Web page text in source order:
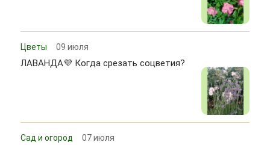
Цветы 09 июля
ЛАВАНДА💜 Когда срезать соцветия?
Сад и огород 07 июля